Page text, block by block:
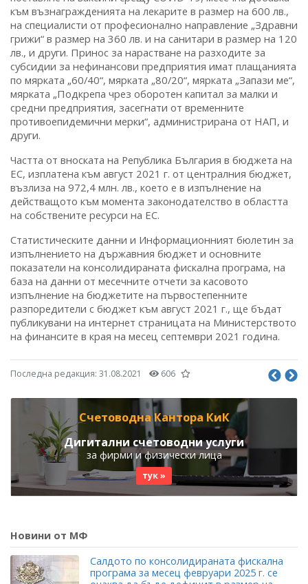
към възнагражденията на лекарите в размер на 600 лв.,
на специалисти от професионално направление „Здравни
грижи“ в размер на 360 лв. и на санитари в размер на 120
лв., и други. Принос за нарастване на разходите за
субсидии за нефинансови предприятия имат плащанията
по мярката „60/40“, мярката „80/20“, мярката „Запази ме“,
мярката „Подкрепа чрез оборотен капитал за малки и
средни предприятия, засегнати от временните
противоепидемични мерки“, администрирана от НАП, и
други.
Частта от вноската на Република България в бюджета на
ЕС, изплатена към август 2021 г. от централния бюджет,
възлиза на 972,4 млн. лв., което е в изпълнение на
действащото към момента законодателство в областта
на собствените ресурси на ЕС.
Статистическите данни и Информационният бюлетин за
изпълнението на държавния бюджет и основните
показатели на консолидираната фискална програма, на
база на данни от месечните отчети за касовото
изпълнение на бюджетите на първостепенните
разпоредители с бюджет към август 2021 г., ще бъдат
публикувани на интернет страницата на Министерството
на финансите в края на месец септември 2021 година.
Последна редакция: 31.08.2021 606
Счетоводна Кантора КиК
Дигитални счетоводни услуги
за фирми и физически лица
тук »
Новини от МФ
Салдото по консолидираната фискална
програма за месец февруари 2025 г. се